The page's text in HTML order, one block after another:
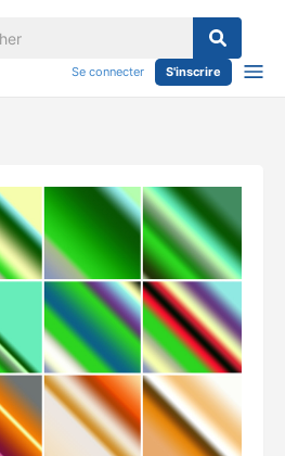
Se connecter S'inscrire